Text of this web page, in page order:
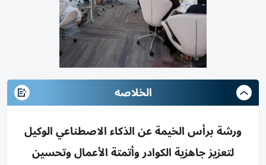
الخلاصه
ورشة برأس الخيمة عن الذكاء الاصطناعي الوكيل
لتعزيز جاهزية الكوادر وأتمتة الأعمال وتحسين